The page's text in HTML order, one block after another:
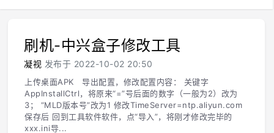
刷机-中兴盒子修改工具
凝视 发布于 2022-10-02 20:50
上传桌面APK 导出配置，修改配置内容： 关键字
AppInstallCtrl，将原来“=”号后面的数字（一般为2）改为
3； “MLD版本号”改为1 修改TimeServer=ntp.aliyun.com
保存后 回到工具软件软件，点“导入”，将刚才修改完毕的
xxx.ini导...